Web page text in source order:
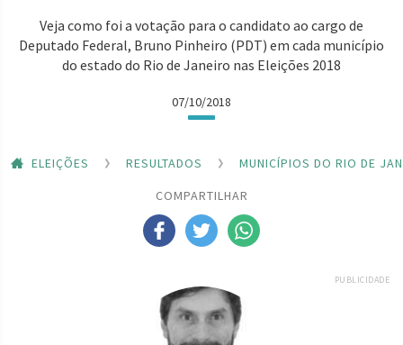
Veja como foi a votação para o candidato ao cargo de
Deputado Federal, Bruno Pinheiro (PDT) em cada município
do estado do Rio de Janeiro nas Eleições 2018
07/10/2018
ELEIÇÕES RESULTADOS
MUNICÍPIOS DO RIO DE
COMPARTILHAR
PUBLICIDADE